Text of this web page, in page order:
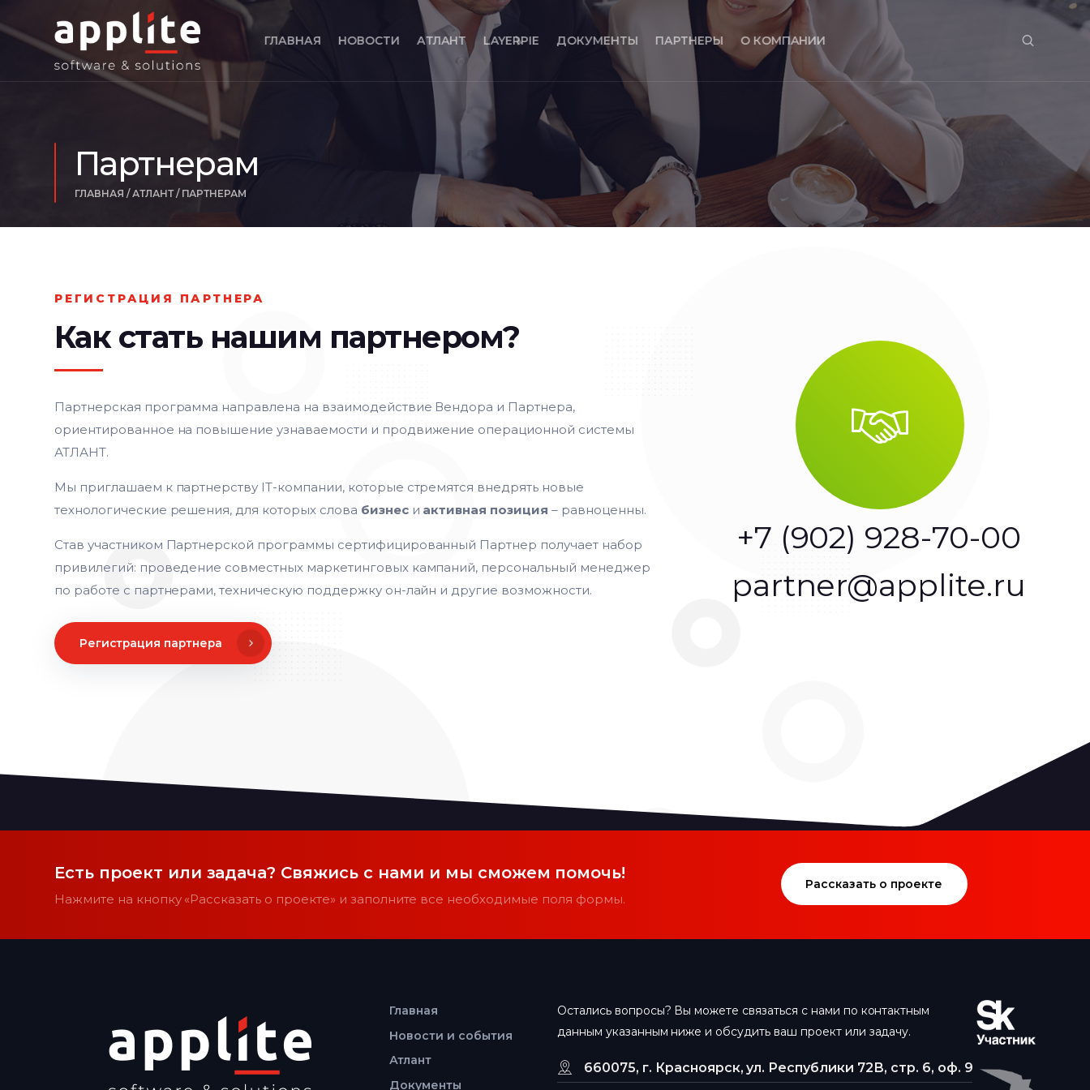
ГЛАВНАЯ НОВОСТИ АТЛАНТ LAYERPIE ДОКУМЕНТЫ ПАРТНЕРЫ О КОМПАНИИ
Партнерам
ГЛАВНАЯ / АТЛАНТ /ПАРТНЕРАМ
РЕГИСТРАЦИЯ ПАРТНЕРА
Как стать нашим партнером?
Партнерская программа направлена на взаимодействие Вендора и Партнера,
ориентированное на повышение узнаваемости и продвижение операционной системы
АТЛАНТ.
Мы приглашаем к партнерству IT-компании, которые стремятся внедрять новые
технологические решения, для которых слова бизнеси активная позиция – равноценны.
Став участником Партнерской программы сертифицированный Партнер получает набор
привилегий: проведение совместных маркетинговых кампаний, персональный менеджер
по работе с партнерами, техническую поддержку он-лайн и другие возможности.
Регистрация партнера
+7 (902) 928-70-00
partner@applite.ru
Есть проект или задача? Свяжись с нами и мы сможем помочь!
Нажмите на кнопку «Рассказать о проекте» и заполните все необходимые поля формы.
Рассказать о проекте
Главная
Новости и события
Атлант
Документы
Остались вопросы? Вы можете связаться с нами по контактным
данным указанным ниже и обсудить ваш проект или задачу.
660075, г. Красноярск, ул. Республики 72В, стр. 6, оф. 9